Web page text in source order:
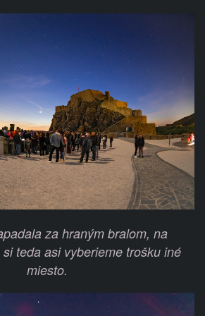
za hraným bralom, na
teda asi vyberieme trošku iné
miesto.